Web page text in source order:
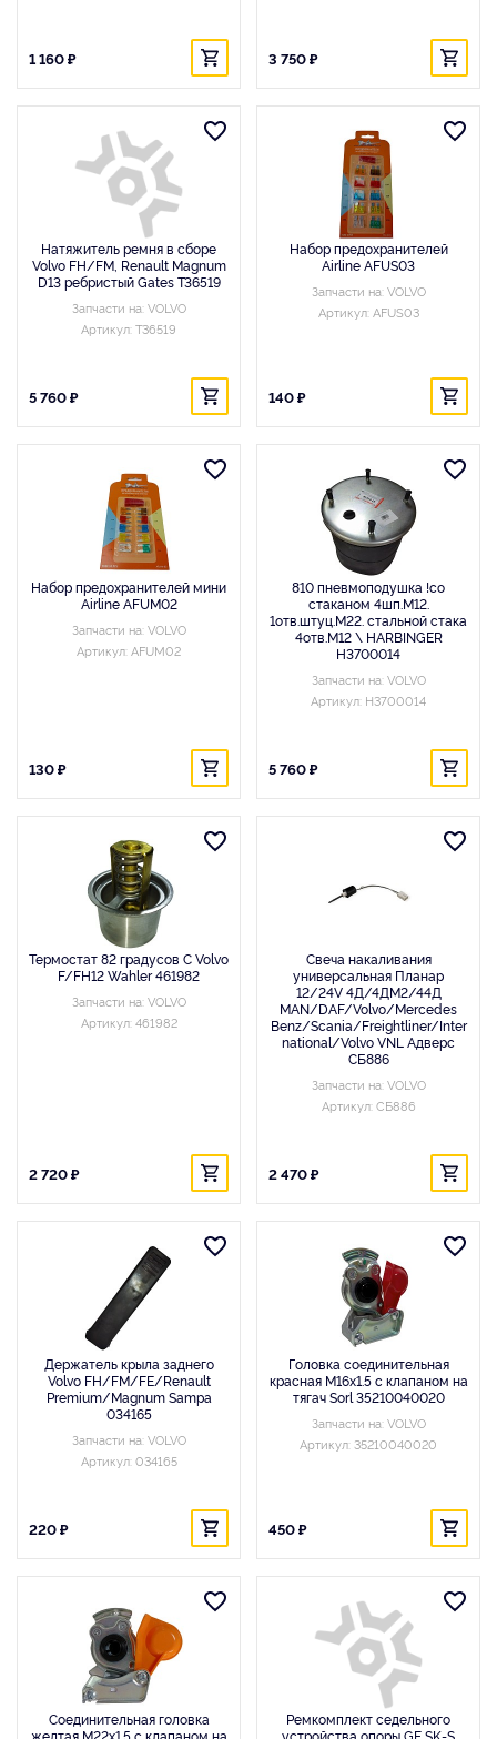
1 160 ₽ 3 750 ₽
Натяжитель ремня в сборе
Volvo FH/FM, Renault Magnum
D13 ребристый Gates T36519
Запчасти на: VOLVO
Артикул: T36519
5 760 ₽
Набор предохранителей
Airline AFUS03
Запчасти на: VOLVO
Артикул: AFUS03
140 ₽
Набор предохранителей мини
Airline AFUM02
Запчасти на: VOLVO
Артикул: AFUM02
130 ₽
810 пневмоподушка !со
стаканом 4шп.M12.
1отв.штуц.M22. стальной стака
4отв.M12 \ HARBINGER
H3700014
Запчасти на: VOLVO
Артикул: H3700014
5 760 ₽
Термостат 82 градусов C Volvo
F/FH12 Wahler 461982
Запчасти на: VOLVO
Артикул: 461982
2 720 ₽
Свеча накаливания
универсальная Планар
12/24V 4Д/4ДМ2/44Д
MAN/DAF/Volvo/Mercedes
Benz/Scania/Freightliner/Inter
national/Volvo VNL Адверс
СБ886
Запчасти на: VOLVO
Артикул: СБ886
2 470 ₽
Держатель крыла заднего
Volvo FH/FM/FE/Renault
Premium/Magnum Sampa
034165
Запчасти на: VOLVO
Артикул: 034165
220 ₽
Головка соединительная
красная M16x1.5 с клапаном на
тягач Sorl 35210040020
Запчасти на: VOLVO
Артикул: 35210040020
450 ₽
Соединительная головка
желтая M22x1.5 с клапаном на
Ремкомплект седельного
устройства опоры GF SK-S